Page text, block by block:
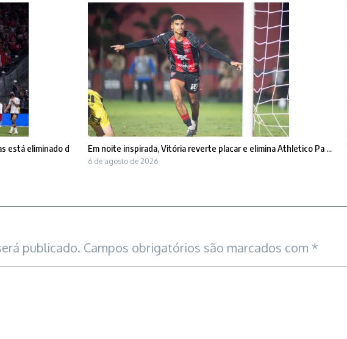
está eliminado d
Em noite inspirada, Vitória reverte placar e elimina Athletico Pa ...
6 de agosto de 2026
publicado. Campos obrigatórios são marcados com *